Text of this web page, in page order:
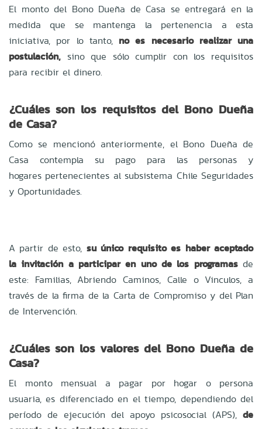
El monto del Bono Dueña de Casa se entregará en la
medida que se mantenga la pertenencia a esta
iniciativa, por lo tanto, no es necesario realizar una
postulación, sino que sólo cumplir con los requisitos
para recibir el dinero.
¿Cuáles son los requisitos del Bono Dueña
de Casa?
Como se mencionó anteriormente, el Bono Dueña de
Casa contempla su pago para las personas y
hogares pertenecientes al subsistema Chile Seguridades
y Oportunidades.
A partir de esto, su único requisito es haber aceptado
la invitación a participar en uno de los programas de
este: Familias, Abriendo Caminos, Calle o Vinculos, a
través de la firma de la Carta de Compromiso y del Plan
de Intervención.
¿Cuáles son los valores del Bono Dueña de
Casa?
El monto mensual a pagar por hogar o persona
usuaria, es diferenciado en el tiempo, dependiendo del
período de ejecución del apoyo psicosocial (APS), de